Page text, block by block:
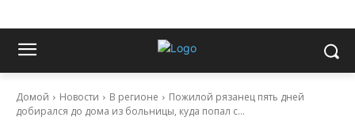
Домой Новости В регионе
Пожилой рязанец пять дней
добирался до дома из больницы, куда попал с...